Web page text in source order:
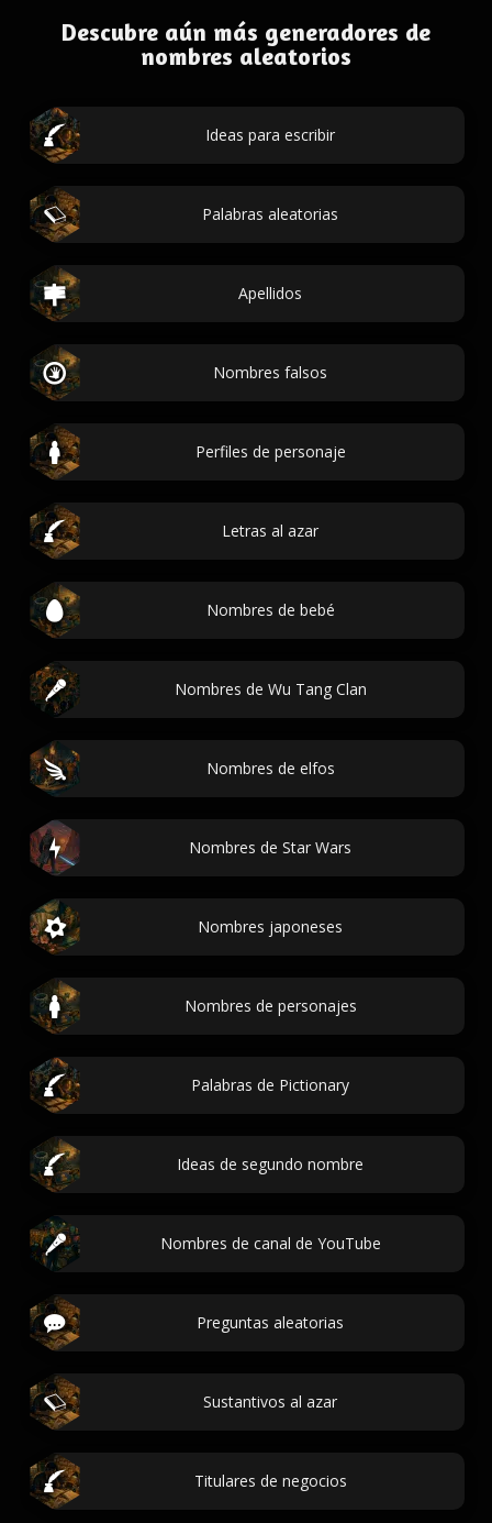
Descubre aún más generadores de
nombres aleatorios
Ideas para escribir
Palabras aleatorias
Apellidos
Nombres falsos
Perfiles de personaje
Letras al azar
Nombres de bebé
Nombres de Wu Tang Clan
Nombres de elfos
Nombres de Star Wars
Nombres japoneses
Nombres de personajes
Palabras de Pictionary
Ideas de segundo nombre
Nombres de canal de YouTube
Preguntas aleatorias
Sustantivos al azar
Titulares de negocios